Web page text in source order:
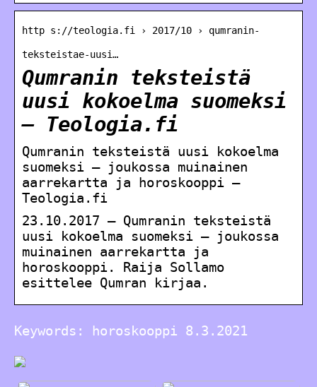
http s://teologia.fi › 2017/10 › qumranin-
teksteistae-uusi…
Qumranin teksteistä
uusi kokoelma suomeksi
– Teologia.fi
Qumranin teksteistä uusi kokoelma
suomeksi – joukossa muinainen
aarrekartta ja horoskooppi –
Teologia.fi
23.10.2017 — Qumranin teksteistä
uusi kokoelma suomeksi – joukossa
muinainen aarrekartta ja
horoskooppi. Raija Sollamo
esittelee Qumran kirjaa.
Keywords: horoskooppi 8.3.2021